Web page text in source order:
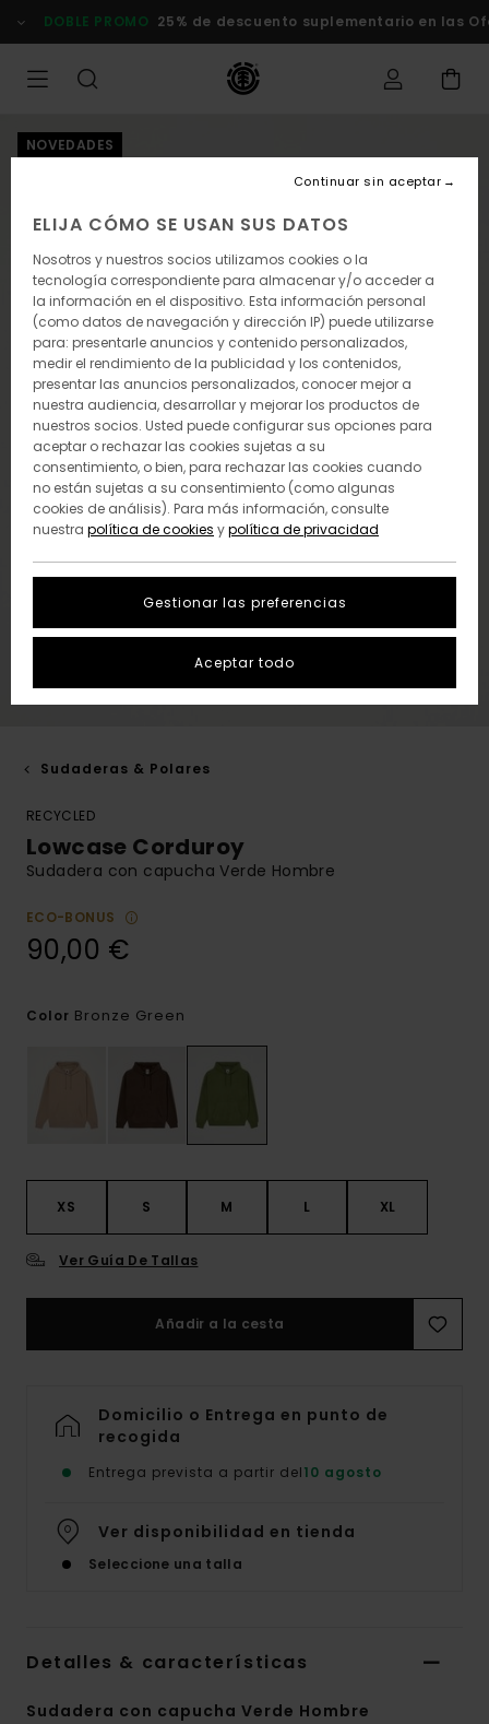
la
DOBLE PROMO 25% de descuento suplementario en las
NOVEDADES
Sudaderas & Polares
RECYCLED
Lowcase Corduroy
Sudadera con capucha Verde Hombre
ECO-BONUS
90,00 €
Color Bronze Green
XS S M L XL
Ver Guía De Tallas
Añadir a la cesta
Domicilio o Entrega en punto de
recogida
Entrega prevista a partir del10 agosto
Ver disponibilidad en tienda
Seleccione una talla
Detalles & características
Sudadera con capucha Verde Hombre
ELIJA CÓMO SE USAN SUS DATOS
Nosotros y nuestros socios utilizamos cookies o la
tecnología correspondiente para almacenar y/o acceder a
la información en el dispositivo. Esta información personal
(como datos de navegación y dirección IP) puede utilizarse
para: presentarle anuncios y contenido personalizados,
medir el rendimiento de la publicidad y los contenidos,
presentar las anuncios personalizados, conocer mejor a
nuestra audiencia, desarrollar y mejorar los productos de
nuestros socios. Usted puede configurar sus opciones para
aceptar o rechazar las cookies sujetas a su
consentimiento, o bien, para rechazar las cookies cuando
no están sujetas a su consentimiento (como algunas
cookies de análisis). Para más información, consulte
nuestra política de cookies ypolítica de privacidad
Gestionar las preferencias
Continuar sin aceptar
Aceptar todo